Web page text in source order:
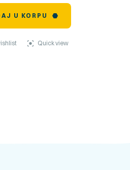
U KORPU
Quick view